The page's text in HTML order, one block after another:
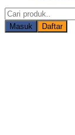
Masuk
Daftar